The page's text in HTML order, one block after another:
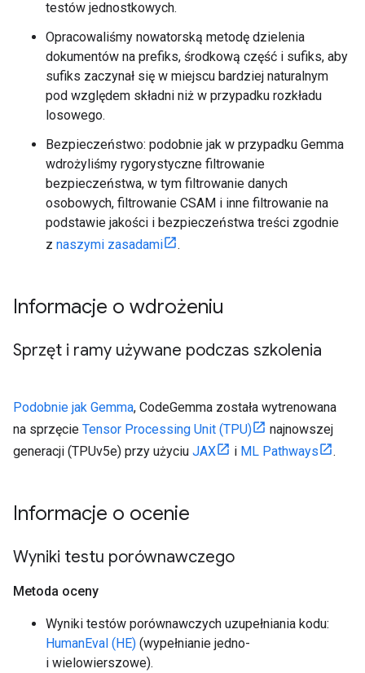
testów jednostkowych.
Opracowaliśmy nowatorską metodę dzielenia
dokumentów na prefiks, środkową część i sufiks, aby
sufiks zaczynał się w miejscu bardziej naturalnym
pod względem składni niż w przypadku rozkładu
losowego.
Bezpieczeństwo: podobnie jak w przypadku Gemma
wdrożyliśmy rygorystyczne filtrowanie
bezpieczeństwa, w tym filtrowanie danych
osobowych, filtrowanie CSAM i inne filtrowanie na
podstawie jakości i bezpieczeństwa treści zgodnie
z naszymi zasadami .
Informacje o wdrożeniu
Sprzęt i ramy używane podczas szkolenia
Podobnie jak Gemma, CodeGemma została wytrenowana
na sprzęcie Tensor Processing Unit (TPU)
najnowszej
generacji (TPUv5e) przy użyciu JAX i ML Pathways .
Informacje o ocenie
Wyniki testu porównawczego
Metoda oceny
Wyniki testów porównawczych uzupełniania kodu:
HumanEval (HE) (wypełnianie jedno-
i wielowierszowe).